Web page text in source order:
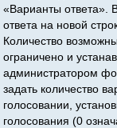
«Варианты ответа».
ответа на новой
Количество
ограничено и
администратором
задать количество
голосовании,
голосования (0